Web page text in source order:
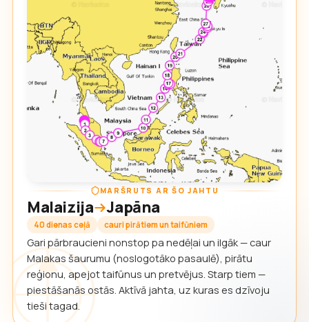
MARŠRUTS AR ŠO JAHTU
Malaizija Japāna
40 dienas ceļā cauri pirātiem un taifūniem
Gari pārbraucieni nonstop pa nedēļai un ilgāk — caur
Malakas šaurumu (noslogotāko pasaulē), pirātu
reģionu, apejot taifūnus un pretvējus. Starp tiem —
piestāšanās ostās. Aktīvā jahta, uz kuras es dzīvoju
tieši tagad.